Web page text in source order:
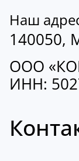
Наш
140050,
ООО
ИНН: